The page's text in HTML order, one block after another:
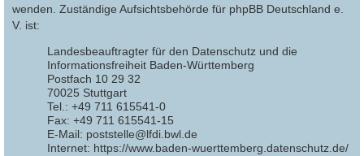
wenden. Zuständige Aufsichtsbehörde für phpBB Deutschland e.
V. ist:
Landesbeauftragter für den Datenschutz und die
Informationsfreiheit Baden-Württemberg
Postfach 10 29 32
70025 Stuttgart
Tel.: +49 711 615541-0
Fax: +49 711 615541-15
E-Mail: poststelle@lfdi.bwl.de
Internet: https://www.baden-wuerttemberg.datenschutz.de/